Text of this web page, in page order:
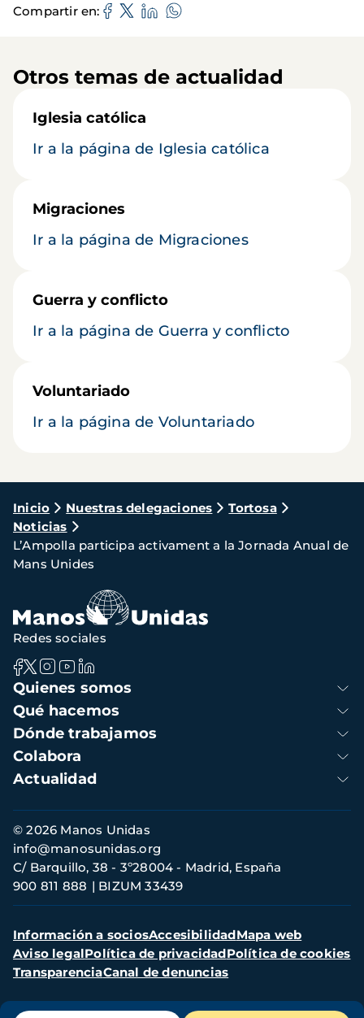
Compartir en
Otros temas de actualidad
Iglesia católica
Ir a la página de Iglesia católica
Migraciones
Ir a la página de Migraciones
Guerra y conflicto
Ir a la página de Guerra y conflicto
Voluntariado
Ir a la página de Voluntariado
Ruta
de
navegación
Inicio Nuestras delegaciones
Tortosa
Noticias
L’Ampolla participa activament a la Jornada Anual de
Mans Unides
Navegación
principal
Quienes somos
Qué hacemos
Dónde trabajamos
Colabora
Actualidad
Redes sociales
Información
de
contacto
© 2026 Manos Unidas
C/ Barquillo, 38 - 3º28004 - Madrid, España
900 811 888
BIZUM 33439
info@manosunidas.org
Menú
secundario
Información a sociosAccesibilidadMapa web
Aviso legalPolítica de privacidadPolítica de cookies
TransparenciaCanal de denuncias